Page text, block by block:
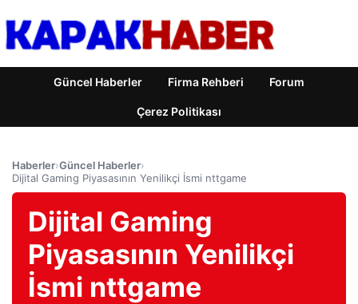
Güncel Haberler Firma Rehberi Forum
Çerez Politikası
Haberler›Güncel Haberler›
Dijital Gaming Piyasasının Yenilikçi İsmi nttgame
Dijital Gaming
Piyasasının Yenilikçi
İsmi nttgame